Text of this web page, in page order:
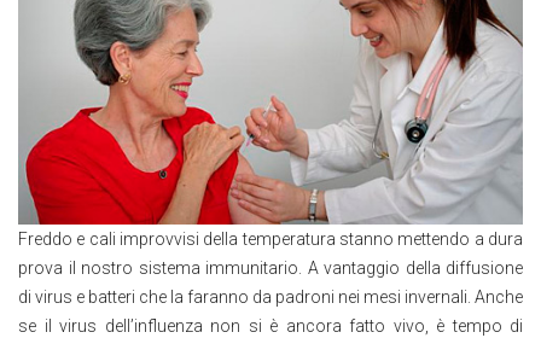
Freddo e cali improvvisi della temperatura stanno mettendo a dura
prova il nostro sistema immunitario. A vantaggio della diffusione
di virus e batteri che la faranno da padroni nei mesi invernali. Anche
se il virus dell’influenza non si è ancora fatto vivo, è tempo di